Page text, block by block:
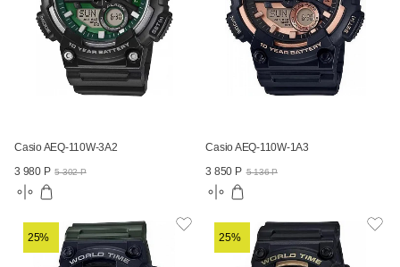
Casio AEQ-110W-3A2
3 980 Р 5 302 Р
Casio AEQ-110W-1A3
3 850 Р 5 136 Р
25% 25%